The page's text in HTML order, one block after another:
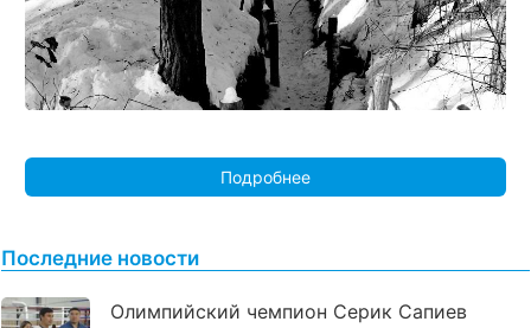
Подробнее
Последние новости
Олимпийский чемпион Серик Сапиев